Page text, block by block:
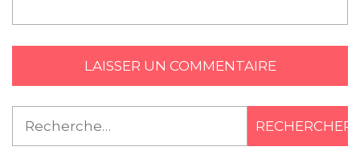
Rechercher :